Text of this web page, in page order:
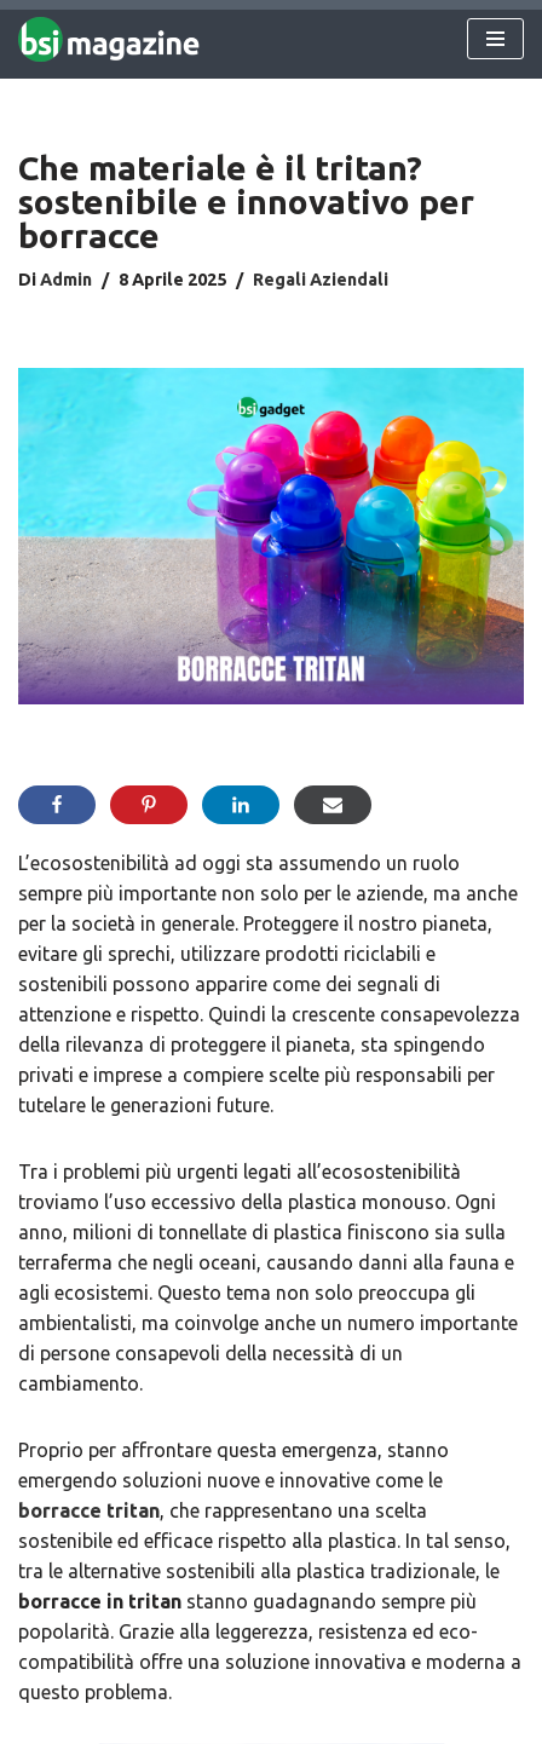
Vai
Che materiale è il tritan​?
sostenibile e innovativo per
borracce
DiAdmin 8 Aprile 2025 Regali Aziendali
​L’ecosostenibilità ad oggi sta assumendo un ruolo
sempre più importante non solo per le aziende, ma anche
per la società in generale. Proteggere il nostro pianeta,
evitare gli sprechi, utilizzare prodotti riciclabili e
sostenibili possono apparire come dei segnali di
attenzione e rispetto. Quindi la crescente consapevolezza
della rilevanza di proteggere il pianeta, sta spingendo
privati e imprese a compiere scelte più responsabili per
tutelare le generazioni future.
Tra i problemi più urgenti legati all’ecosostenibilità
troviamo l’uso eccessivo della plastica monouso. Ogni
anno, milioni di tonnellate di plastica finiscono sia sulla
terraferma che negli oceani, causando danni alla fauna e
agli ecosistemi. Questo tema non solo preoccupa gli
ambientalisti, ma coinvolge anche un numero importante
di persone consapevoli della necessità di un
cambiamento.
Proprio per affrontare questa emergenza, stanno
emergendo soluzioni nuove e innovative come le
borracce tritan, che rappresentano una scelta
sostenibile ed efficace rispetto alla plastica. In tal senso,
tra le alternative sostenibili alla plastica tradizionale, le
borracce in tritan stanno guadagnando sempre più
popolarità. Grazie alla leggerezza, resistenza ed eco-
compatibilità offre una soluzione innovativa e moderna a
questo problema.